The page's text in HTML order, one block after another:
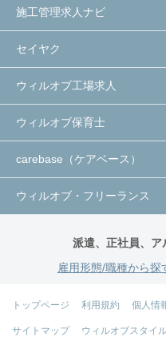
施工管理求人ナビ
セイヤク
ウィルオブ工場求人
ウィルオブ保育士
carebase（ケアベース）
ウィルオブ・フリーランス
派遣、正社員、ア
雇用形態/職種から探
トップページ 利用規約 個人情
サイトマップ ウィルオブスタイ